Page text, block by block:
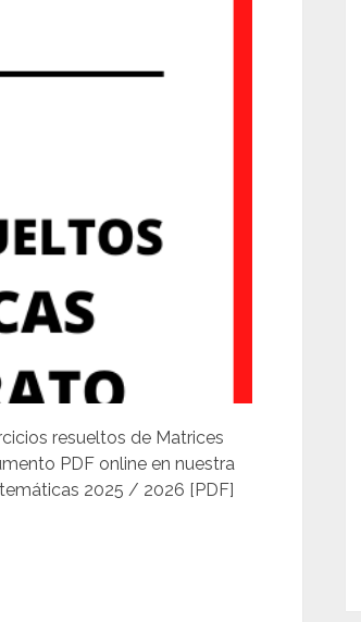
resueltos de Matrices
PDF online en nuestra
2025 / 2026 [PDF]